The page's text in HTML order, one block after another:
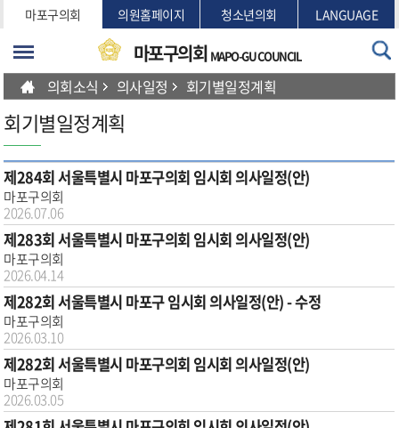
본문바로가기
마포구의회 의원홈페이지 청소년의회 LANGUAGE
마포구의회 MAPO-GU COUNCIL
의회소식 의사일정 회기별일정계획
회기별일정계획
제284회 서울특별시 마포구의회 임시회 의사일정(안)
마포구의회
2026.07.06
제283회 서울특별시 마포구의회 임시회 의사일정(안)
마포구의회
2026.04.14
제282회 서울특별시 마포구 임시회 의사일정(안) - 수정
마포구의회
2026.03.10
제282회 서울특별시 마포구의회 임시회 의사일정(안)
마포구의회
2026.03.05